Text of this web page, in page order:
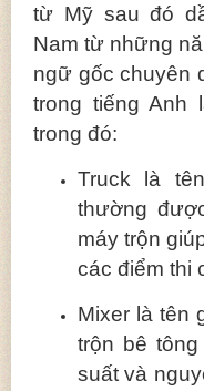
từ Mỹ sau đó
Nam từ những
ngữ gốc chuyên
trong tiếng Anh
trong đó:
Truck là
thường
máy trộn
các điểm thi
Mixer là tên
trộn bê
suất và